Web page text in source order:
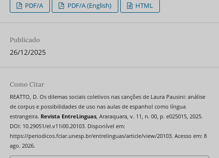
PDF/A PDF/A (English) HTML
Publicado
26/12/2025
Como Citar
REATTO, D. Os dilemas sociais coletivos nas canções de Laura Pausini: análise
de corpus e possibilidades de uso nas aulas de espanhol como língua
estrangeira. Revista EntreLinguas, Araraquara, v. 11, n. 00, p. e025015, 2025.
DOI: 10.29051/el.v11i00.20103. Disponível em:
https://periodicos.fclar.unesp.br/entrelinguas/article/view/20103. Acesso em: 8
ago. 2026.